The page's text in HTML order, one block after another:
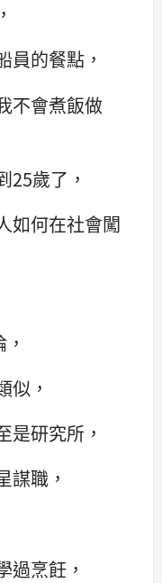
員的餐點，
不會煮飯做
25歲了，
如何在社會闖
似，
是研究所，
謀職，
過烹飪，